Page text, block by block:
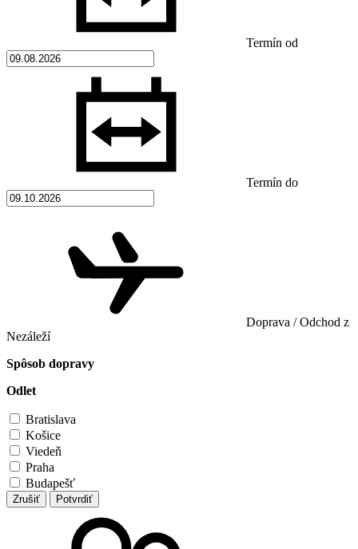
Termín od
Termín do
Doprava / Odchod z
Nezáleží
Spôsob dopravy
Odlet
Bratislava
Košice
Viedeň
Praha
Budapešť
Zrušiť Potvrdiť